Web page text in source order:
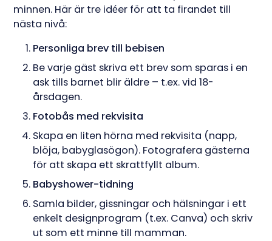
minnen. Här är tre idéer för att ta firandet till
nästa nivå:
Personliga brev till bebisen
Be varje gäst skriva ett brev som sparas i en
ask tills barnet blir äldre – t.ex. vid 18-
årsdagen.
Fotobås med rekvisita
Skapa en liten hörna med rekvisita (napp,
blöja, babyglasögon). Fotografera gästerna
för att skapa ett skrattfyllt album.
Babyshower-tidning
Samla bilder, gissningar och hälsningar i ett
enkelt designprogram (t.ex. Canva) och skriv
ut som ett minne till mamman.